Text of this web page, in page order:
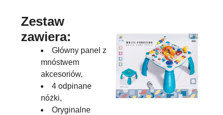
Zestaw
zawiera:
Główny panel z
mnóstwem
akcesoriów,
4 odpinane
nóżki,
Oryginalne